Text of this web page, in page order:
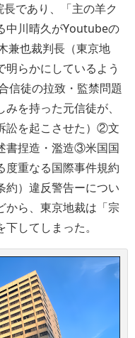
であり、「主の羊ク
中川晴久がYoutubeの
兼也裁判長（東京地
らかにしているよう
信徒の拉致・監禁問題
を持った元信徒が、
訟を起こさせた）②文
書捏造・濫造③米国国
度重なる国際事件規約
約）違反警告ーについ
から、東京地裁は「宗
してしまった。